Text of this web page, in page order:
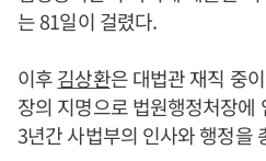
는 81일이 걸렸다.
이후김상환은 대법관 재직 중
장의 지명으로 법원행정처장에
3년간 사법부의 인사와 행정을